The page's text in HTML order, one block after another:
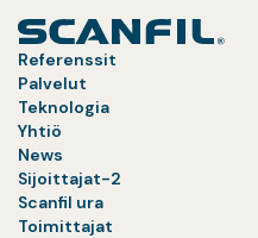
Referenssit
Palvelut
Teknologia
Yhtiö
News
Sijoittajat-2
Scanfil ura
Toimittajat